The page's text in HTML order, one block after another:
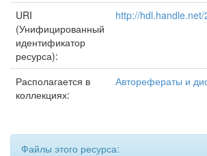
URI
(Унифицированный
идентификатор
ресурса):
http://
Располагается в
коллекциях:
Авторефераты и
Файлы этого ресурса: